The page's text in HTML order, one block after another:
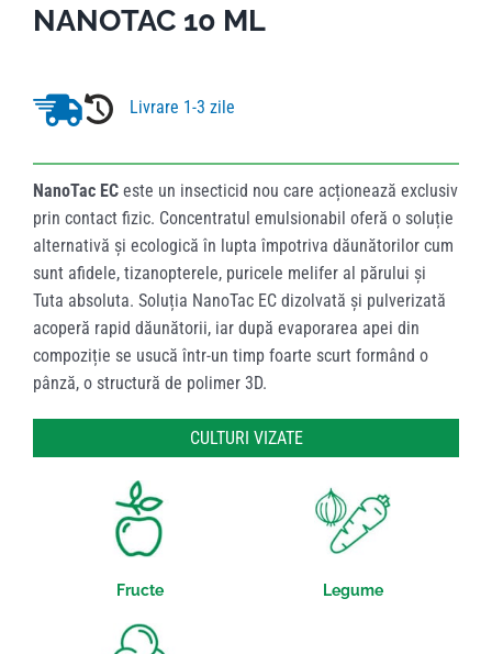
NANOTAC 10 ML
Livrare 1-3 zile
NanoTac EC este un insecticid nou care acționează exclusiv
prin contact fizic. Concentratul emulsionabil oferă o soluție
alternativă și ecologică în lupta împotriva dăunătorilor cum
sunt afidele, tizanopterele, puricele melifer al părului și
Tuta absoluta. Soluția NanoTac EC dizolvată și pulverizată
acoperă rapid dăunătorii, iar după evaporarea apei din
compoziție se usucă într-un timp foarte scurt formând o
pânză, o structură de polimer 3D.
CULTURI VIZATE
Fructe Legume